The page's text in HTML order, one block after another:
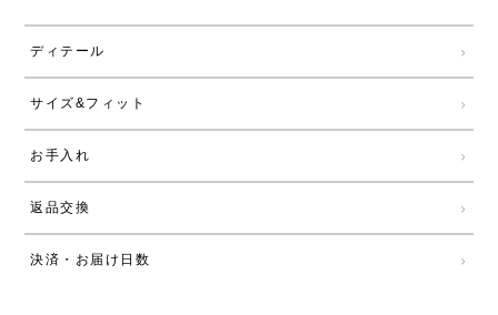
ディテール
サイズ&フィット
お手入れ
返品交換
決済・お届け日数